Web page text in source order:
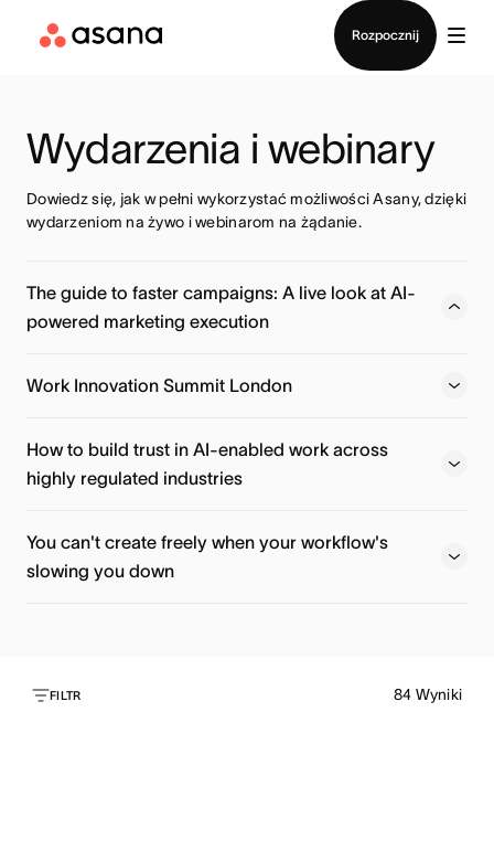
Rozpocznij
Wydarzenia i webinary
Dowiedz się, jak w pełni wykorzystać możliwości Asany, dzięki
wydarzeniom na żywo i webinarom na żądanie.
The guide to faster campaigns: A live look at AI-
powered marketing execution
to deploy specialized AI Teammates that handle localized
Work Innovation Summit London
How to build trust in AI-enabled work across
highly regulated industries
You can't create freely when your workflow's
slowing you down
Watch now
FILTR 84 Wyniki